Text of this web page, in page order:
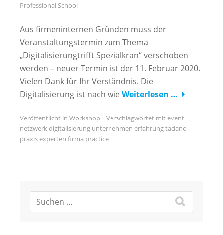
Professional School
Aus firmeninternen Gründen muss der
Veranstaltungstermin zum Thema
„Digitalisierungtrifft Spezialkran“ verschoben
werden – neuer Termin ist der 11. Februar 2020.
Vielen Dank für Ihr Verständnis. Die
Digitalisierung ist nach wie Weiterlesen …
Veröffentlicht in Workshop Verschlagwortet mit event
netzwerk digitalisierung unternehmen erfahrung tadano
praxis experten firma practice